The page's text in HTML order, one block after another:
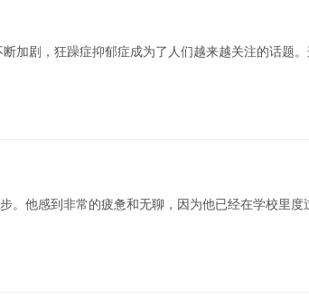
加剧，狂躁症抑郁症成为了人们越来越关注的话题
。他感到非常的疲惫和无聊，因为他已经在学校里度